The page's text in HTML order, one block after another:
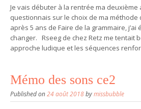
Je vais débuter à la rentrée ma deuxième
questionnais sur le choix de ma méthode
après 5 ans de Faire de la grammaire,
changer. Rseeg de chez Retz me tentait
approche ludique et les séquences
Mémo des sons ce2
Published on24 août 2018bymissbubble